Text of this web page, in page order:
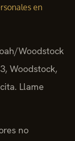
en
Woodstock
Woodstock,
Llame
no